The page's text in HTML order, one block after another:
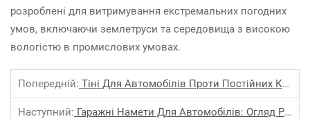
розроблені для витримування екстремальних погодних
умов, включаючи землетруси та середовища з високою
вологістю в промислових умовах.
Попередній: Тіні Для Автомобілів Проти Постійних Конструкцій
Наступний: Гаражні Намети Для Автомобілів: Огляд Рішень Для Зберігання